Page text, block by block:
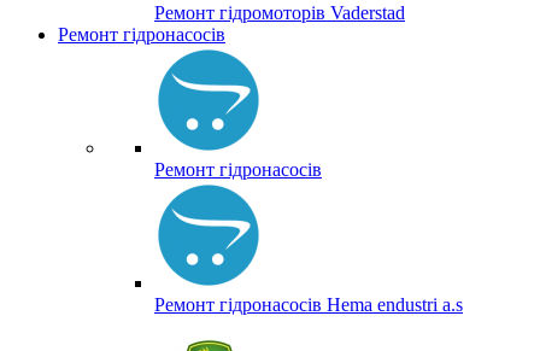
Ремонт гідромоторів Vaderstad
Ремонт гідронасосів
Ремонт гідронасосів
Ремонт гідронасосів Hema endustri a.s